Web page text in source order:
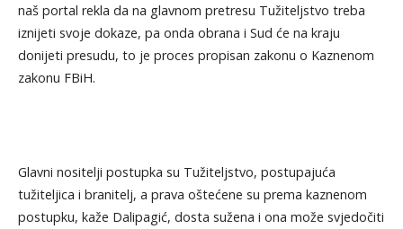
naš portal rekla da na glavnom pretresu Tužiteljstvo treba
iznijeti svoje dokaze, pa onda obrana i Sud će na kraju
donijeti presudu, to je proces propisan zakonu o Kaznenom
zakonu FBiH.
Glavni nositelji postupka su Tužiteljstvo, postupajuća
tužiteljica i branitelj, a prava oštećene su prema kaznenom
postupku, kaže Dalipagić, dosta sužena i ona može svjedočiti